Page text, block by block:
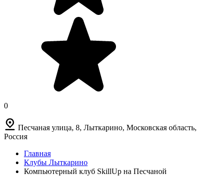
0
Песчаная улица, 8, Лыткарино, Московская область,
Россия
Главная
Клубы Лыткарино
Компьютерный клуб SkillUp на Песчаной